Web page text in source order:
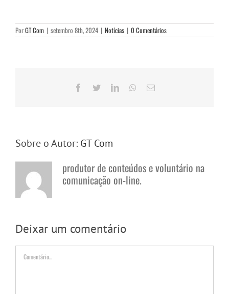
PorGT Com | setembro 8th, 2024 | Notícias | 0 Comentários
Facebook
TwitterLinkedInWhatsApp
E-
Sobre o Autor: GT Com
produtor de conteúdos e voluntário na
comunicação on-line.
Deixar um comentário
Comentário